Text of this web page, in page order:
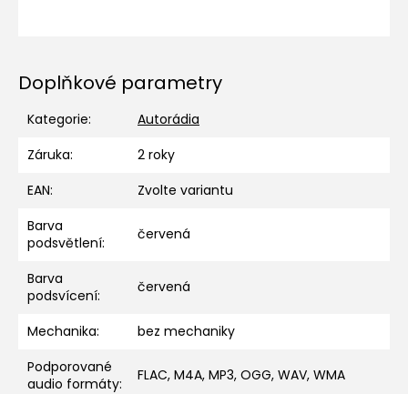
Doplňkové parametry
Kategorie:
Autorádia
Záruka:
2 roky
EAN:
Zvolte variantu
Barva
podsvětlení: červená
Barva
podsvícení: červená
Mechanika:
bez mechaniky
Podporované
audio formáty: FLAC, M4A, MP3, OGG, WAV, WMA